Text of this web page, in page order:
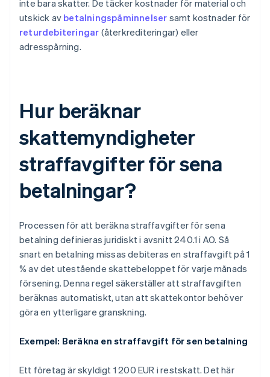
inte bara skatter. De täcker kostnader för material och
utskick av betalningspåminnelser samt kostnader för
returdebiteringar (återkrediteringar) eller
adresspårning.
Hur beräknar
skattemyndigheter
straffavgifter för sena
betalningar?
Processen för att beräkna straffavgifter för sena
betalning definieras juridiskt i avsnitt 240.1 i AO. Så
snart en betalning missas debiteras en straffavgift på 1
% av det utestående skattebeloppet för varje månads
försening. Denna regel säkerställer att straffavgiften
beräknas automatiskt, utan att skattekontor behöver
göra en ytterligare granskning.
Exempel: Beräkna en straffavgift för sen betalning
Ett företag är skyldigt 1 200 EUR i restskatt. Det här